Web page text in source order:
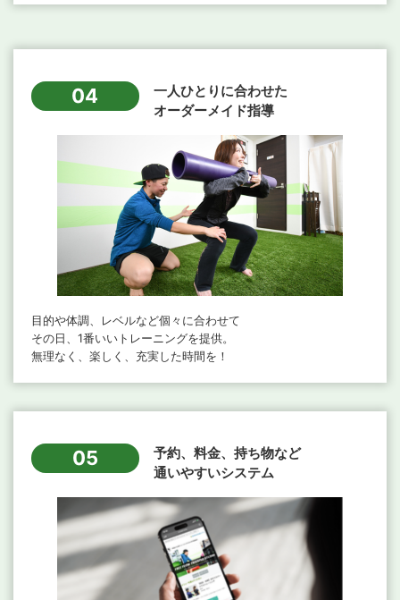
04
一人ひとりに合わせた
オーダーメイド指導
目的や体調、レベルなど個々に合わせて
その日、1番いいトレーニングを提供。
無理なく、楽しく、充実した時間を！
05
予約、料金、持ち物など
通いやすいシステム